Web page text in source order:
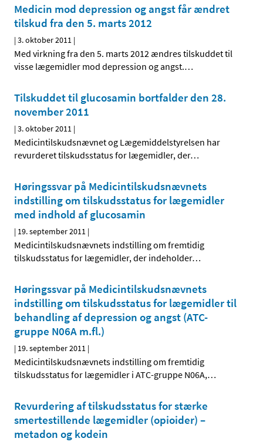
Medicin mod depression og angst får ændret
tilskud fra den 5. marts 2012
|3. oktober 2011 |
Med virkning fra den 5. marts 2012 ændres tilskuddet til
visse lægemidler mod depression og angst.…
Tilskuddet til glucosamin bortfalder den 28.
november 2011
|3. oktober 2011 |
Medicintilskudsnævnet og Lægemiddelstyrelsen har
revurderet tilskudsstatus for lægemidler, der…
Høringssvar på Medicintilskudsnævnets
indstilling om tilskudsstatus for lægemidler
med indhold af glucosamin
| 19. september 2011 |
Medicintilskudsnævnets indstilling om fremtidig
tilskudsstatus for lægemidler, der indeholder…
Høringssvar på Medicintilskudsnævnets
indstilling om tilskudsstatus for lægemidler til
behandling af depression og angst (ATC-
gruppe N06A m.fl.)
| 19. september 2011 |
Medicintilskudsnævnets indstilling om fremtidig
tilskudsstatus for lægemidler i ATC-gruppe N06A,…
Revurdering af tilskudsstatus for stærke
smertestillende lægemidler (opioider) –
metadon og kodein